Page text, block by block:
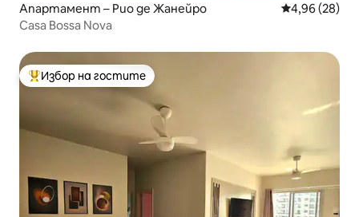
Апартамент – Рио де Жанейро Средна
4,96 (28)
Casa Bossa Nova
Най-популярен избор на гостите
Избор на гостите